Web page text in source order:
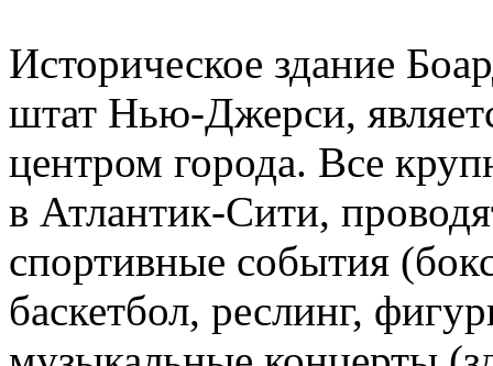
Историческое здание
штат Нью-Джерси,
центром города. Все
в Атлантик-Сити,
спортивные события
баскетбол, реслинг,